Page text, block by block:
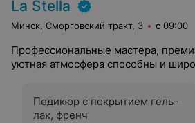
La Stella
Минск, Сморговский тракт, 3 с 09:00
Профессиональные мастера,
уютная атмосфера способны и
Педикюр с покрытием гель-
лак, френч